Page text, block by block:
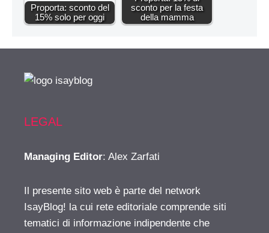
Proporta: sconto del
15% solo per oggi
sconto per la festa
della mamma
LEGAL
Managing Editor: Alex Zarfati
Il presente sito web è parte del network
IsayBlog! la cui rete editoriale comprende siti
tematici di informazione indipendente che